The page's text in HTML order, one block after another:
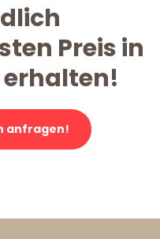
Preis in
erhalten!
anfragen!